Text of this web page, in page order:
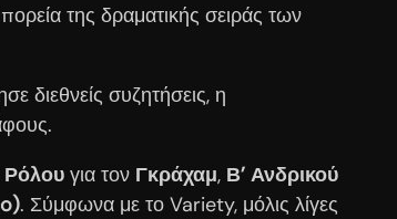
της δραματικής σειράς των
διεθνείς συζητήσεις, η
Ρόλου για τον Γκράχαμ, Β’ Ανδρικού
. Σύμφωνα με το Variety, μόλις λίγες